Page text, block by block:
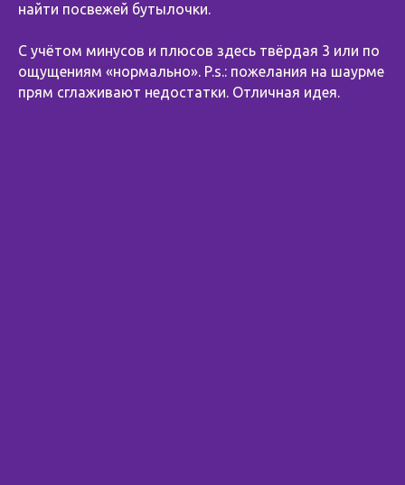
найти посвежей бутылочки.
С учётом минусов и плюсов здесь твёрдая 3 или по
ощущениям «нормально». P.s.: пожелания на шаурме
прям сглаживают недостатки. Отличная идея.